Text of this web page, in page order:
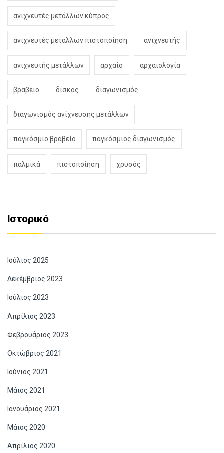
ανιχνευτές μετάλλων κύπρος
ανιχνευτές μετάλλων πιστοποίηση ανιχνευτής
ανιχνευτής μετάλλων αρχαίο αρχαιολογία
βραβείο δίσκος διαγωνισμός
διαγωνισμός ανίχνευσης μετάλλων
παγκόσμιο βραβείο παγκόσμιος διαγωνισμός
παλμικά πιστοποίηση χρυσός
Ιστορικό
Ιούλιος 2025
Δεκέμβριος 2023
Ιούλιος 2023
Απρίλιος 2023
Φεβρουάριος 2023
Οκτώβριος 2021
Ιούνιος 2021
Μάιος 2021
Ιανουάριος 2021
Μάιος 2020
Απρίλιος 2020